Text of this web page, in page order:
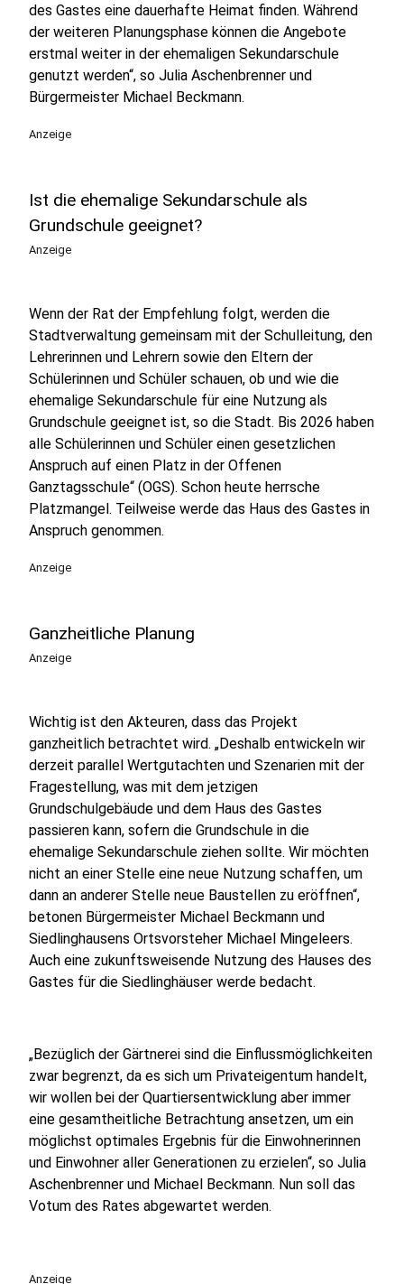
des Gastes eine dauerhafte Heimat finden. Während
der weiteren Planungsphase können die Angebote
erstmal weiter in der ehemaligen Sekundarschule
genutzt werden“, so Julia Aschenbrenner und
Bürgermeister Michael Beckmann.
Anzeige
Ist die ehemalige Sekundarschule als
Grundschule geeignet?
Anzeige
Wenn der Rat der Empfehlung folgt, werden die
Stadtverwaltung gemeinsam mit der Schulleitung, den
Lehrerinnen und Lehrern sowie den Eltern der
Schülerinnen und Schüler schauen, ob und wie die
ehemalige Sekundarschule für eine Nutzung als
Grundschule geeignet ist, so die Stadt. Bis 2026 haben
alle Schülerinnen und Schüler einen gesetzlichen
Anspruch auf einen Platz in der Offenen
Ganztagsschule“ (OGS). Schon heute herrsche
Platzmangel. Teilweise werde das Haus des Gastes in
Anspruch genommen.
Anzeige
Ganzheitliche Planung
Anzeige
Wichtig ist den Akteuren, dass das Projekt
ganzheitlich betrachtet wird. „Deshalb entwickeln wir
derzeit parallel Wertgutachten und Szenarien mit der
Fragestellung, was mit dem jetzigen
Grundschulgebäude und dem Haus des Gastes
passieren kann, sofern die Grundschule in die
ehemalige Sekundarschule ziehen sollte. Wir möchten
nicht an einer Stelle eine neue Nutzung schaffen, um
dann an anderer Stelle neue Baustellen zu eröffnen“,
betonen Bürgermeister Michael Beckmann und
Siedlinghausens Ortsvorsteher Michael Mingeleers.
Auch eine zukunftsweisende Nutzung des Hauses des
Gastes für die Siedlinghäuser werde bedacht.
„Bezüglich der Gärtnerei sind die Einflussmöglichkeiten
zwar begrenzt, da es sich um Privateigentum handelt,
wir wollen bei der Quartiersentwicklung aber immer
eine gesamtheitliche Betrachtung ansetzen, um ein
möglichst optimales Ergebnis für die Einwohnerinnen
und Einwohner aller Generationen zu erzielen“, so Julia
Aschenbrenner und Michael Beckmann. Nun soll das
Votum des Rates abgewartet werden.
Anzeige